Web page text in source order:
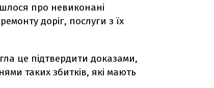
про невиконані
доріг, послуги з їх
це підтвердити доказами,
таких збитків, які мають